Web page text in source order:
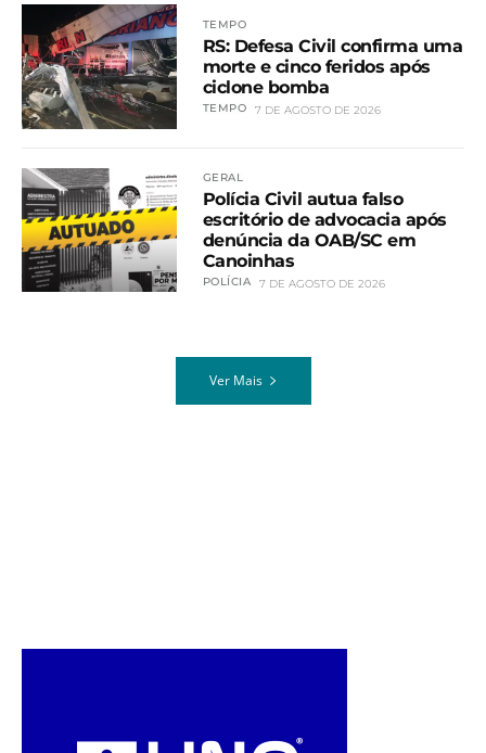
TEMPO
RS: Defesa Civil confirma uma
morte e cinco feridos após
ciclone bomba
TEMPO 7 DE AGOSTO DE 2026
GERAL
Polícia Civil autua falso
escritório de advocacia após
denúncia da OAB/SC em
Canoinhas
POLÍCIA 7 DE AGOSTO DE 2026
Ver Mais